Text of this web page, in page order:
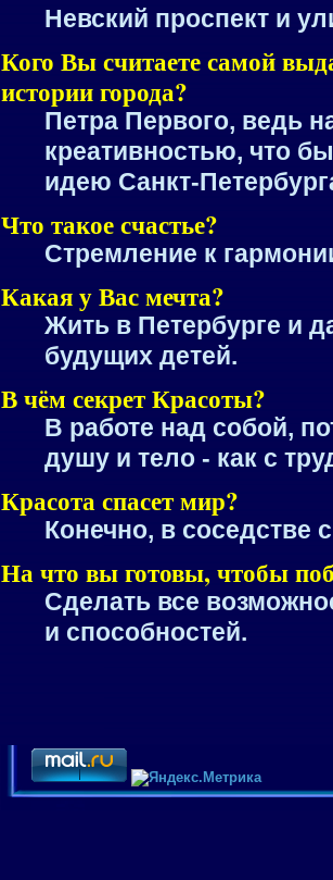
Невский проспект и
Кого Вы считаете самой
истории города?
Петра Первого, ведь
креативностью, что
идею Санкт-
Что такое счастье?
Стремление к
Какая у Вас мечта?
Жить в Петербурге и
будущих детей.
В чём секрет Красоты?
В работе над собой,
душу и тело - как с
Красота спасет мир?
Конечно, в соседстве
На что вы готовы, чтобы
Сделать все
и способностей.